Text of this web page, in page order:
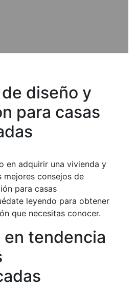
diseño y
para casas
en adquirir una vivienda y
mejores consejos de
para casas
leyendo para obtener
que necesitas conocer.
tendencia